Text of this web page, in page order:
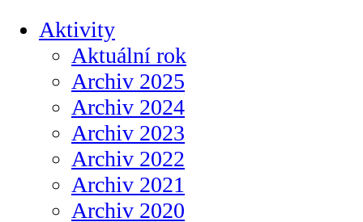
Aktivity
Aktuální rok
Archiv 2025
Archiv 2024
Archiv 2023
Archiv 2022
Archiv 2021
Archiv 2020